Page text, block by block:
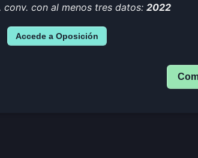
conv. con al menos tres datos: 2022
Accede a Oposición